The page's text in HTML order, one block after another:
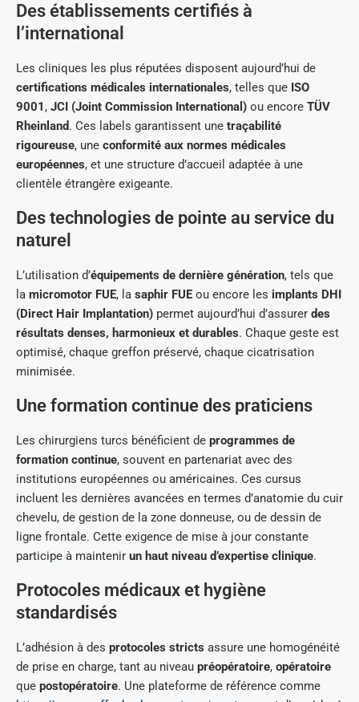
Des établissements certifiés à
l’international
Les cliniques les plus réputées disposent aujourd’hui de
certifications médicales internationales, telles que ISO
9001 , JCI (Joint Commission International) ou encore TÜV
Rheinland. Ces labels garantissent une traçabilité
rigoureuse, une conformité aux normes médicales
européennes, et une structure d’accueil adaptée à une
clientèle étrangère exigeante.
Des technologies de pointe au service du
naturel
L’utilisation d’équipements de dernière génération, tels que
la micromotor FUE, la saphir FUE ou encore les implants DHI
(Direct Hair Implantation) permet aujourd’hui d’assurer des
résultats denses, harmonieux et durables. Chaque geste est
optimisé, chaque greffon préservé, chaque cicatrisation
minimisée.
Une formation continue des praticiens
Les chirurgiens turcs bénéficient de programmes de
formation continue, souvent en partenariat avec des
institutions européennes ou américaines. Ces cursus
incluent les dernières avancées en termes d’anatomie du cuir
chevelu, de gestion de la zone donneuse, ou de dessin de
ligne frontale. Cette exigence de mise à jour constante
participe à maintenir un haut niveau d’expertise clinique.
Protocoles médicaux et hygiène
standardisés
L’adhésion à des protocoles stricts assure une homogénéité
de prise en charge, tant au niveau préopératoire, opératoire
que postopératoire. Une plateforme de référence comme